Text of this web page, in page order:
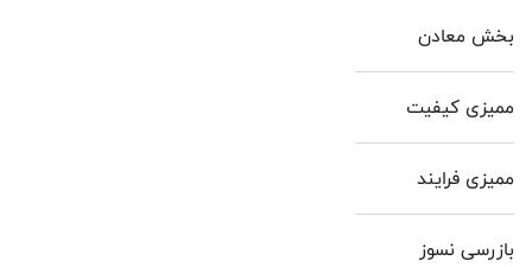
بخش معادن
ممیزی کیفیت
ممیزی فرایند
بازرسی نسوز